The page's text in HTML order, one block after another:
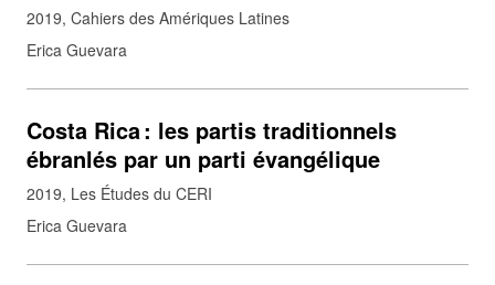
2019 Cahiers des Amériques Latines
Erica Guevara
Costa Rica : les partis traditionnels
ébranlés par un parti évangélique
2019 Les Études du CERI
Erica Guevara